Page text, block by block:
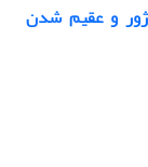
و عقیم شدن